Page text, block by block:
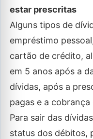
estar prescritas
Alguns tipos de
empréstimo
cartão de crédito,
em 5 anos após a
dívidas, após a
pagas e a cobrança
Para sair das
status dos débitos,